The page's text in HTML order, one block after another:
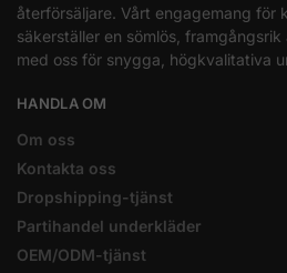
återförsäljare. Vårt engagemang för
säkerställer en sömlös,
med oss för snygga, högkvalitativa
HANDLA OM
Om oss
Kontakta oss
Dropshipping-tjänst
Partihandel underkläder
OEM/ODM-tjänst